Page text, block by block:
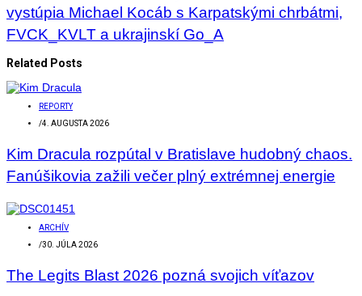
vystúpia Michael Kocáb s Karpatskými chrbátmi,
FVCK_KVLT a ukrajinskí Go_A
Related Posts
REPORTY
/4. AUGUSTA 2026
Kim Dracula rozpútal v Bratislave hudobný chaos.
Fanúšikovia zažili večer plný extrémnej energie
ARCHÍV
/30. JÚLA 2026
The Legits Blast 2026 pozná svojich víťazov